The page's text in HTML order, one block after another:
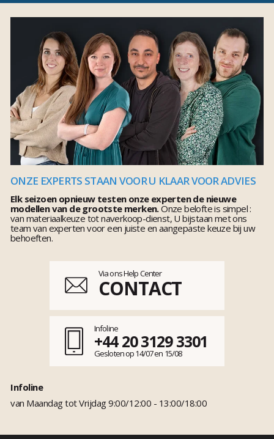
ONZE EXPERTS STAAN VOOR U KLAAR VOOR ADVIES
Elk seizoen opnieuw testen onze experten de nieuwe
modellen van de grootste merken.Onze belofte is simpel :
van materiaalkeuze tot naverkoop-dienst, U bijstaan met ons
team van experten voor een juiste en aangepaste keuze bij uw
behoeften.
Via ons Help Center
CONTACT
Infoline
+44 20 3129 3301
Gesloten op 14/07 en 15/08
Infoline
van Maandag tot Vrijdag 9:00/12:00 - 13:00/18:00